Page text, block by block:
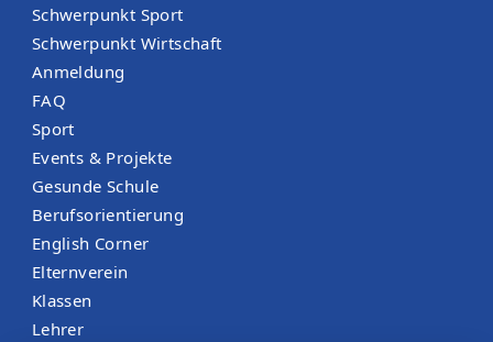
Schwerpunkt Sport
Schwerpunkt Wirtschaft
Anmeldung
FAQ
Sport
Events & Projekte
Gesunde Schule
Berufsorientierung
English Corner
Elternverein
Klassen
Lehrer